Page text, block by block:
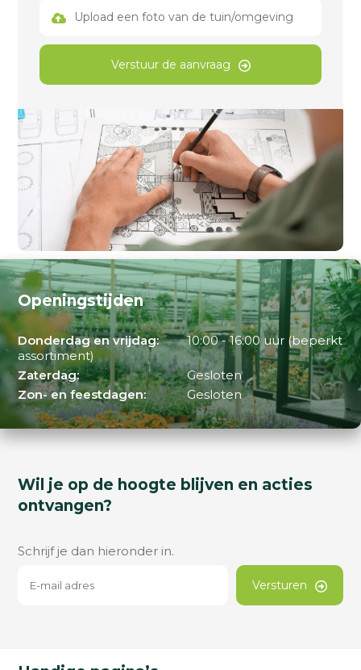
Upload een foto van de tuin/omgeving
Verstuur de aanvraag
Openingstijden
Donderdag en vrijdag:
10:00 - 16:00 uur (beperkt
assortiment)
Zaterdag:
Gesloten
Zon- en feestdagen:
Gesloten
Wil je op de hoogte blijven en acties
ontvangen?
Schrijf je dan hieronder in.
Versturen